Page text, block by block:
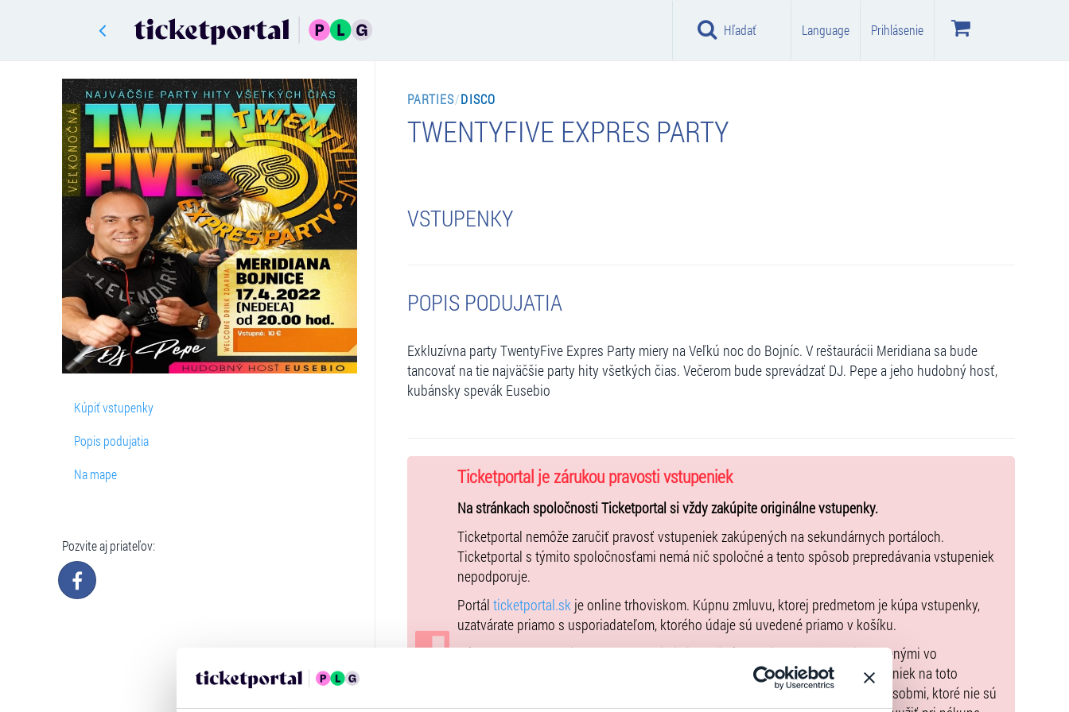
Hľadať Language Prihlásenie
Kúpiť vstupenky
Popis podujatia
Na mape
Pozvite aj priateľov:
PARTIES/DISCO
TWENTYFIVE EXPRES PARTY
VSTUPENKY
POPIS PODUJATIA
Exkluzívna party TwentyFive Expres Party miery na Veľkú noc do Bojníc. V reštaurácii Meridiana sa bude
tancovať na tie najväčšie party hity všetkých čias. Večerom bude sprevádzať DJ. Pepe a jeho hudobný hosť,
kubánsky spevák Eusebio
Ticketportal je zárukou pravosti vstupeniek
Na stránkach spoločnosti Ticketportal si vždy zakúpite originálne vstupenky.
Ticketportal nemôže zaručiť pravosť vstupeniek zakúpených na sekundárnych portáloch.
Ticketportal s týmito spoločnosťami nemá nič spoločné a tento spôsob prepredávania vstupeniek
nepodporuje.
Portál ticketportal.skje online trhoviskom. Kúpnu zmluvu, ktorej predmetom je kúpa vstupenky,
uzatvárate priamo s usporiadateľom, ktorého údaje sú uvedené priamo v košíku.
Kúpne ceny vstupeniek na toto podujatie je možné uhradiť len spôsobmi uvedenými vo
. Upozorňujeme, že kúpne ceny vstupeniek na toto
podujatie nie je možné uhradiť prostredníctvom Poukazov GoOut, ani inými spôsobmi, ktoré nie sú